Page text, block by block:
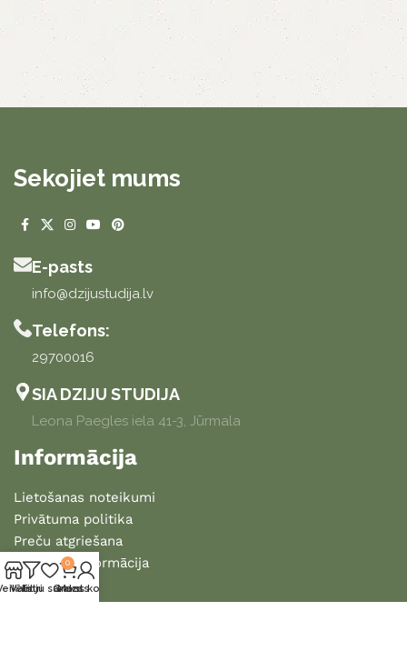
Sekojiet mums
E-pasts
info@dzijustudija.lv
Telefons:
29700016
SIA DZIJU STUDIJA
Leona Paegles iela 41-3, Jūrmala
Informācija
Lietošanas noteikumi
Privātuma politika
Preču atgriešana
Piegādes informācija
Filtri
Vēlmju saraksts
0
Grozs
Mans konts